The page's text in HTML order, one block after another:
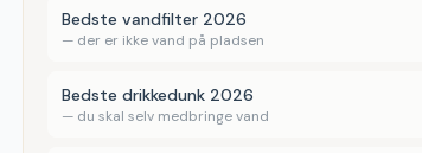
Bedste vandfilter 2026
— der er ikke vand på pladsen
Bedste drikkedunk 2026
— du skal selv medbringe vand